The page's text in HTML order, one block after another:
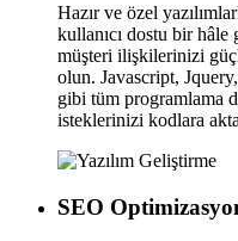
Hazır ve özel
kullanıcı dostu bir hâle
müşteri ilişkilerinizi
olun. Javascript,
gibi tüm programlama
isteklerinizi kodlara
SEO